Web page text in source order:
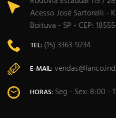
Acesso José Sartorelli -
Boituva - SP - CEP:
TEL: (15) 3363-9234
E-MAIL:
HORAS: Seg - Sex: 8:00 -